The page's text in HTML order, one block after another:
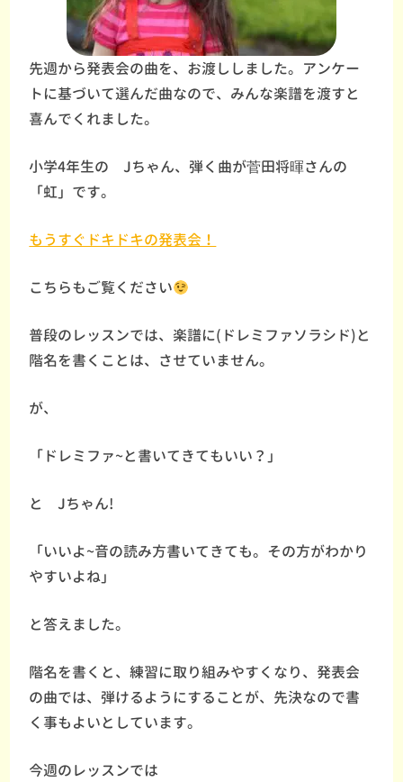
先週から発表会の曲を、お渡ししました。アンケー
トに基づいて選んだ曲なので、みんな楽譜を渡すと
喜んでくれました。
小学4年生の Jちゃん、弾く曲が菅田将暉さんの
「虹」です。
もうすぐドキドキの発表会！
こちらもご覧ください
普段のレッスンでは、楽譜に(ドレミファソラシド)と
階名を書くことは、させていません。
が、
「ドレミファ~と書いてきてもいい？」
と Jちゃん!
「いいよ~音の読み方書いてきても。その方がわかり
やすいよね」
と答えました。
階名を書くと、練習に取り組みやすくなり、発表会
の曲では、弾けるようにすることが、先決なので書
く事もよいとしています。
今週のレッスンでは